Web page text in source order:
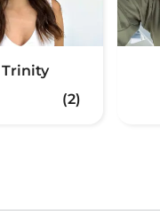
Trinity
(2)